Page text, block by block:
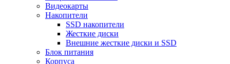
Видеокарты
Накопители
SSD накопители
Жесткие диски
Внешние жесткие диски и SSD
Блок питания
Корпуса